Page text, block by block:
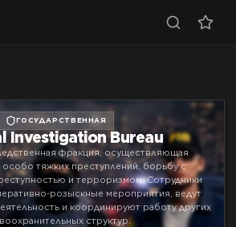
ГОСУДАРСТВЕННАЯ
Investigation Bureau
фракция, осуществляющая
особо тяжких преступлений, борьбу с
и терроризмом. Сотрудники
розыскные мероприятия, ведут
и координируют работу других
структур.